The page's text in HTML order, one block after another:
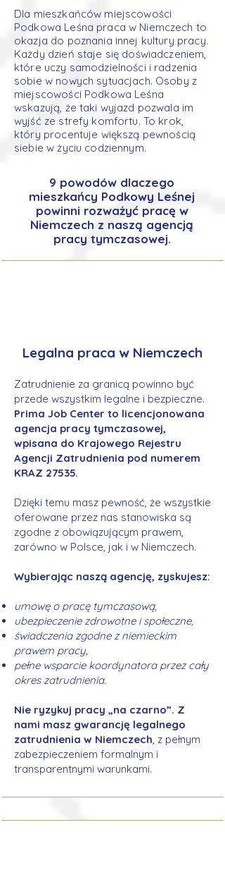
Dla mieszkańców miejscowości
Podkowa Leśna praca w Niemczech to
okazja do poznania innej kultury pracy.
Każdy dzień staje się doświadczeniem,
które uczy samodzielności i radzenia
sobie w nowych sytuacjach. Osoby z
miejscowości Podkowa Leśna
wskazują, że taki wyjazd pozwala im
wyjść ze strefy komfortu. To krok,
który procentuje większą pewnością
siebie w życiu codziennym.
9 powodów dlaczego
mieszkańcy Podkowy Leśnej
powinni rozważyć pracę w
Niemczech z naszą agencją
pracy tymczasowej.
Legalna praca w Niemczech
Zatrudnienie za granicą powinno być
przede wszystkim legalne i bezpieczne.
Prima Job Center to licencjonowana
agencja pracy tymczasowej,
wpisana do Krajowego Rejestru
Agencji Zatrudnienia pod numerem
KRAZ 27535.
Dzięki temu masz pewność, że wszystkie
oferowane przez nas stanowiska są
zgodne z obowiązującym prawem,
zarówno w Polsce, jak i w Niemczech.
Wybierając naszą agencję, zyskujesz:
umowę o pracę tymczasową,
ubezpieczenie zdrowotne i społeczne,
świadczenia zgodne z niemieckim
prawem pracy,
pełne wsparcie koordynatora przez cały
okres zatrudnienia.
Nie ryzykuj pracy „na czarno”. Z
nami masz gwarancję legalnego
zatrudnienia w Niemczech, z pełnym
zabezpieczeniem formalnym i
transparentnymi warunkami.